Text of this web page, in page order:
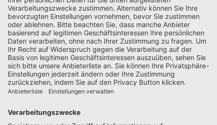
JETZT KOSTENLOSES E-PAPER HERUNTERLADEN!
DIY & Selbstausbau mit CamperVans
DIY-Camperausbau leicht gemacht: In diesem Ratgeber